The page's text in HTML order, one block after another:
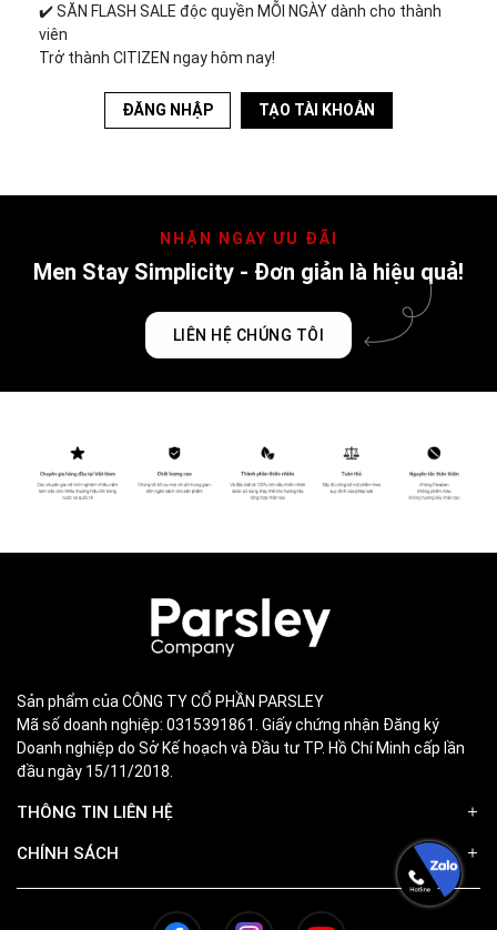
✔️︎ SĂN FLASH SALE độc quyền MỖI NGÀY dành cho thành
viên
Trở thành CITIZEN ngay hôm nay!
ĐĂNG NHẬP TẠO TÀI KHOẢN
NHẬN NGAY ƯU ĐÃI
Men Stay Simplicity - Đơn giản là hiệu quả!
LIÊN HỆ CHÚNG TÔI
Sản phẩm của CÔNG TY CỔ PHẦN PARSLEY
Mã số doanh nghiệp: 0315391861. Giấy chứng nhận Đăng ký
Doanh nghiệp do Sở Kế hoạch và Đầu tư TP. Hồ Chí Minh cấp lần
đầu ngày 15/11/2018.
THÔNG TIN LIÊN HỆ
CHÍNH SÁCH